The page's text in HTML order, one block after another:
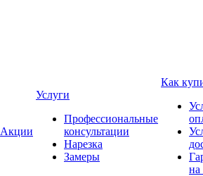
Акции
Услуги
Профессиональные
консультации
Нарезка
Замеры
Как
на